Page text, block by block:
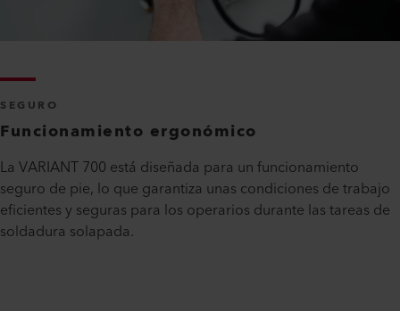
SEGURO
Funcionamiento ergonómico
La VARIANT 700 está diseñada para un funcionamiento
seguro de pie, lo que garantiza unas condiciones de trabajo
eficientes y seguras para los operarios durante las tareas de
soldadura solapada.